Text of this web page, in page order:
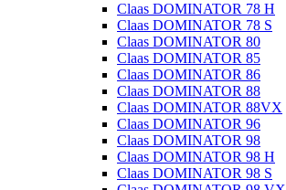
Claas DOMINATOR 78 H
Claas DOMINATOR 78 S
Claas DOMINATOR 80
Claas DOMINATOR 85
Claas DOMINATOR 86
Claas DOMINATOR 88
Claas DOMINATOR 88VX
Claas DOMINATOR 96
Claas DOMINATOR 98
Claas DOMINATOR 98 H
Claas DOMINATOR 98 S